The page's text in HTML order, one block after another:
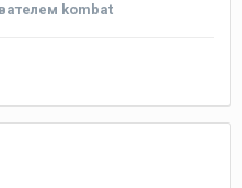
kombat